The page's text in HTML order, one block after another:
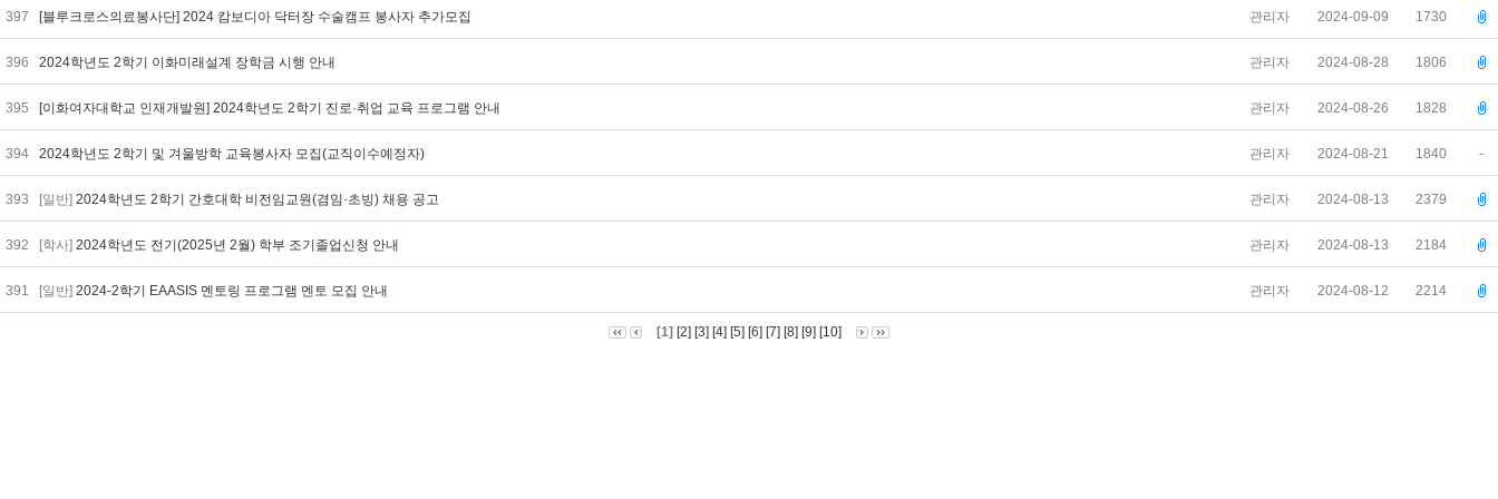
397 [블루크로스의료봉사단] 2024 캄보디아 닥터장 수술캠프 봉사자 추가모집 관리자 2024-09-09 1730
396 2024학년도 2학기 이화미래설계 장학금 시행 안내 관리자 2024-08-28 1806
395 [이화여자대학교 인재개발원] 2024학년도 2학기 진로·취업 교육 프로그램 안내 관리자 2024-08-26 1828
394 2024학년도 2학기 및 겨울방학 교육봉사자 모집(교직이수예정자) 관리자 2024-08-21 1840 -
393 [일반] 2024학년도 2학기 간호대학 비전임교원(겸임·초빙) 채용 공고 관리자 2024-08-13 2379
392 [학사] 2024학년도 전기(2025년 2월) 학부 조기졸업신청 안내 관리자 2024-08-13 2184
391 [일반] 2024-2학기 EAASIS 멘토링 프로그램 멘토 모집 안내 관리자 2024-08-12 2214
[1] [2] [3] [4] [5] [6] [7] [8] [9] [10]